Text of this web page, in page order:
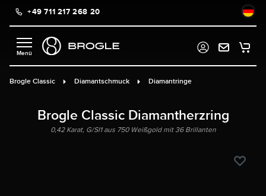
springen
+49 711 217 268 20
Brogle Classic Diamantschmuck Diamantringe
Brogle Classic Diamantherzring
0,42 Karat, G/SI1 aus 750 Weißgold mit 36 Brillanten